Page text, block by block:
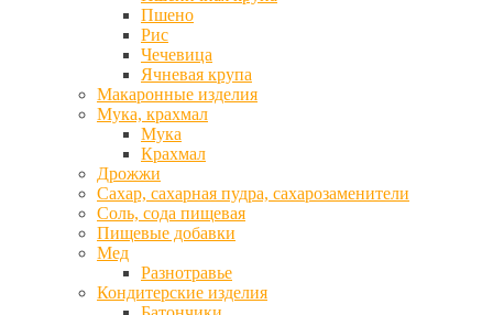
Пшено
Рис
Чечевица
Ячневая крупа
Макаронные изделия
Мука, крахмал
Мука
Крахмал
Дрожжи
Сахар, сахарная пудра, сахарозаменители
Соль, сода пищевая
Пищевые добавки
Мед
Разнотравье
Кондитерские изделия